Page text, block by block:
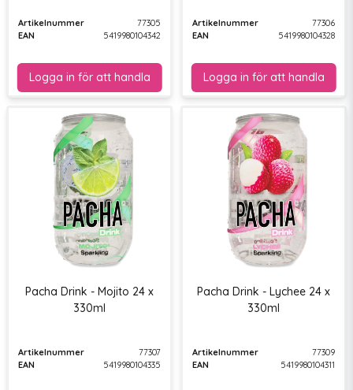
Artikelnummer
77305
EAN
5419980104342
Artikelnummer
77306
EAN
5419980104328
Pacha Drink - Mojito 24 x
330ml
Artikelnummer
77307
EAN
5419980104335
Pacha Drink - Lychee 24 x
330ml
Artikelnummer
77309
EAN
5419980104311